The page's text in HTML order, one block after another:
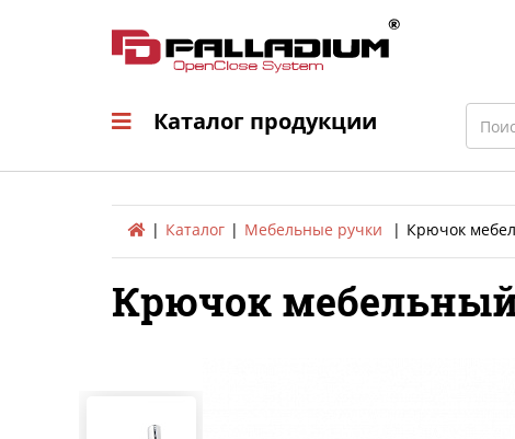
Каталог продукции
Каталог продукции Search
Каталог Мебельные ручки Крючок
Крючок